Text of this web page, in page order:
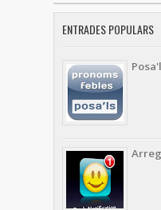
ENTRADES POPULARS